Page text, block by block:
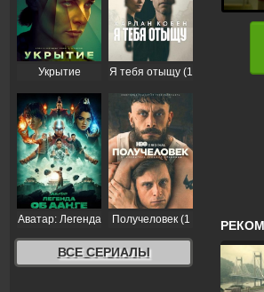
Укрытие
сезон)
Я тебя отыщу (1
Аватар: Легенда
об Аанге (2
сезон)
Получеловек (1
сезон)
ВСЕ СЕРИАЛЫ